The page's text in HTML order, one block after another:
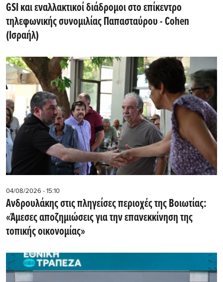
GSI και εναλλακτικοί διάδρομοι στο επίκεντρο
τηλεφωνικής συνομιλίας Παπασταύρου - Cohen
(Ισραήλ)
04/08/2026 - 15:10
Ανδρουλάκης στις πληγείσες περιοχές της Βοιωτίας:
«Άμεσες αποζημιώσεις για την επανεκκίνηση της
τοπικής οικονομίας»